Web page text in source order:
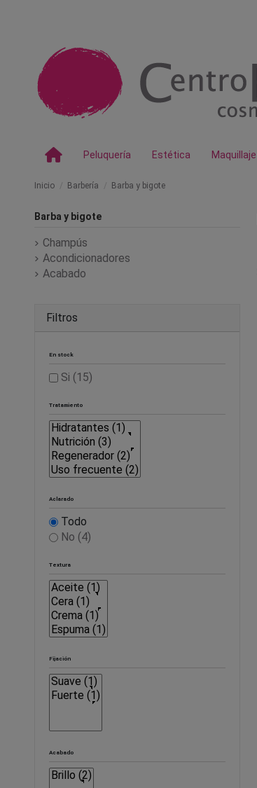
Peluquería Estética Maquillaje
Inicio Barbería Barba y bigote
Barba y bigote
Champús
Acondicionadores
Acabado
Filtros
En stock
Si (15)
Tratamiento
Aclarado
Todo
No (4)
Textura
Fijación
Acabado